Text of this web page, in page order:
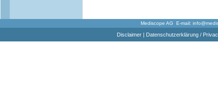
Mediscope AG E-mail:
Disclaimer| Datenschutzerklärung /